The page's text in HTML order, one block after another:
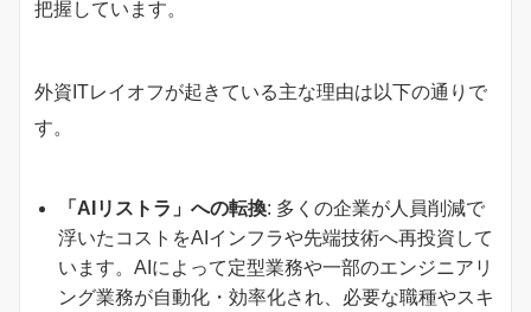
把握しています。
外資ITレイオフが起きている主な理由は以下の通りで
す。
「AIリストラ」への転換: 多くの企業が人員削減で
浮いたコストをAIインフラや先端技術へ再投資して
います。AIによって定型業務や一部のエンジニアリ
ング業務が自動化・効率化され、必要な職種やスキ